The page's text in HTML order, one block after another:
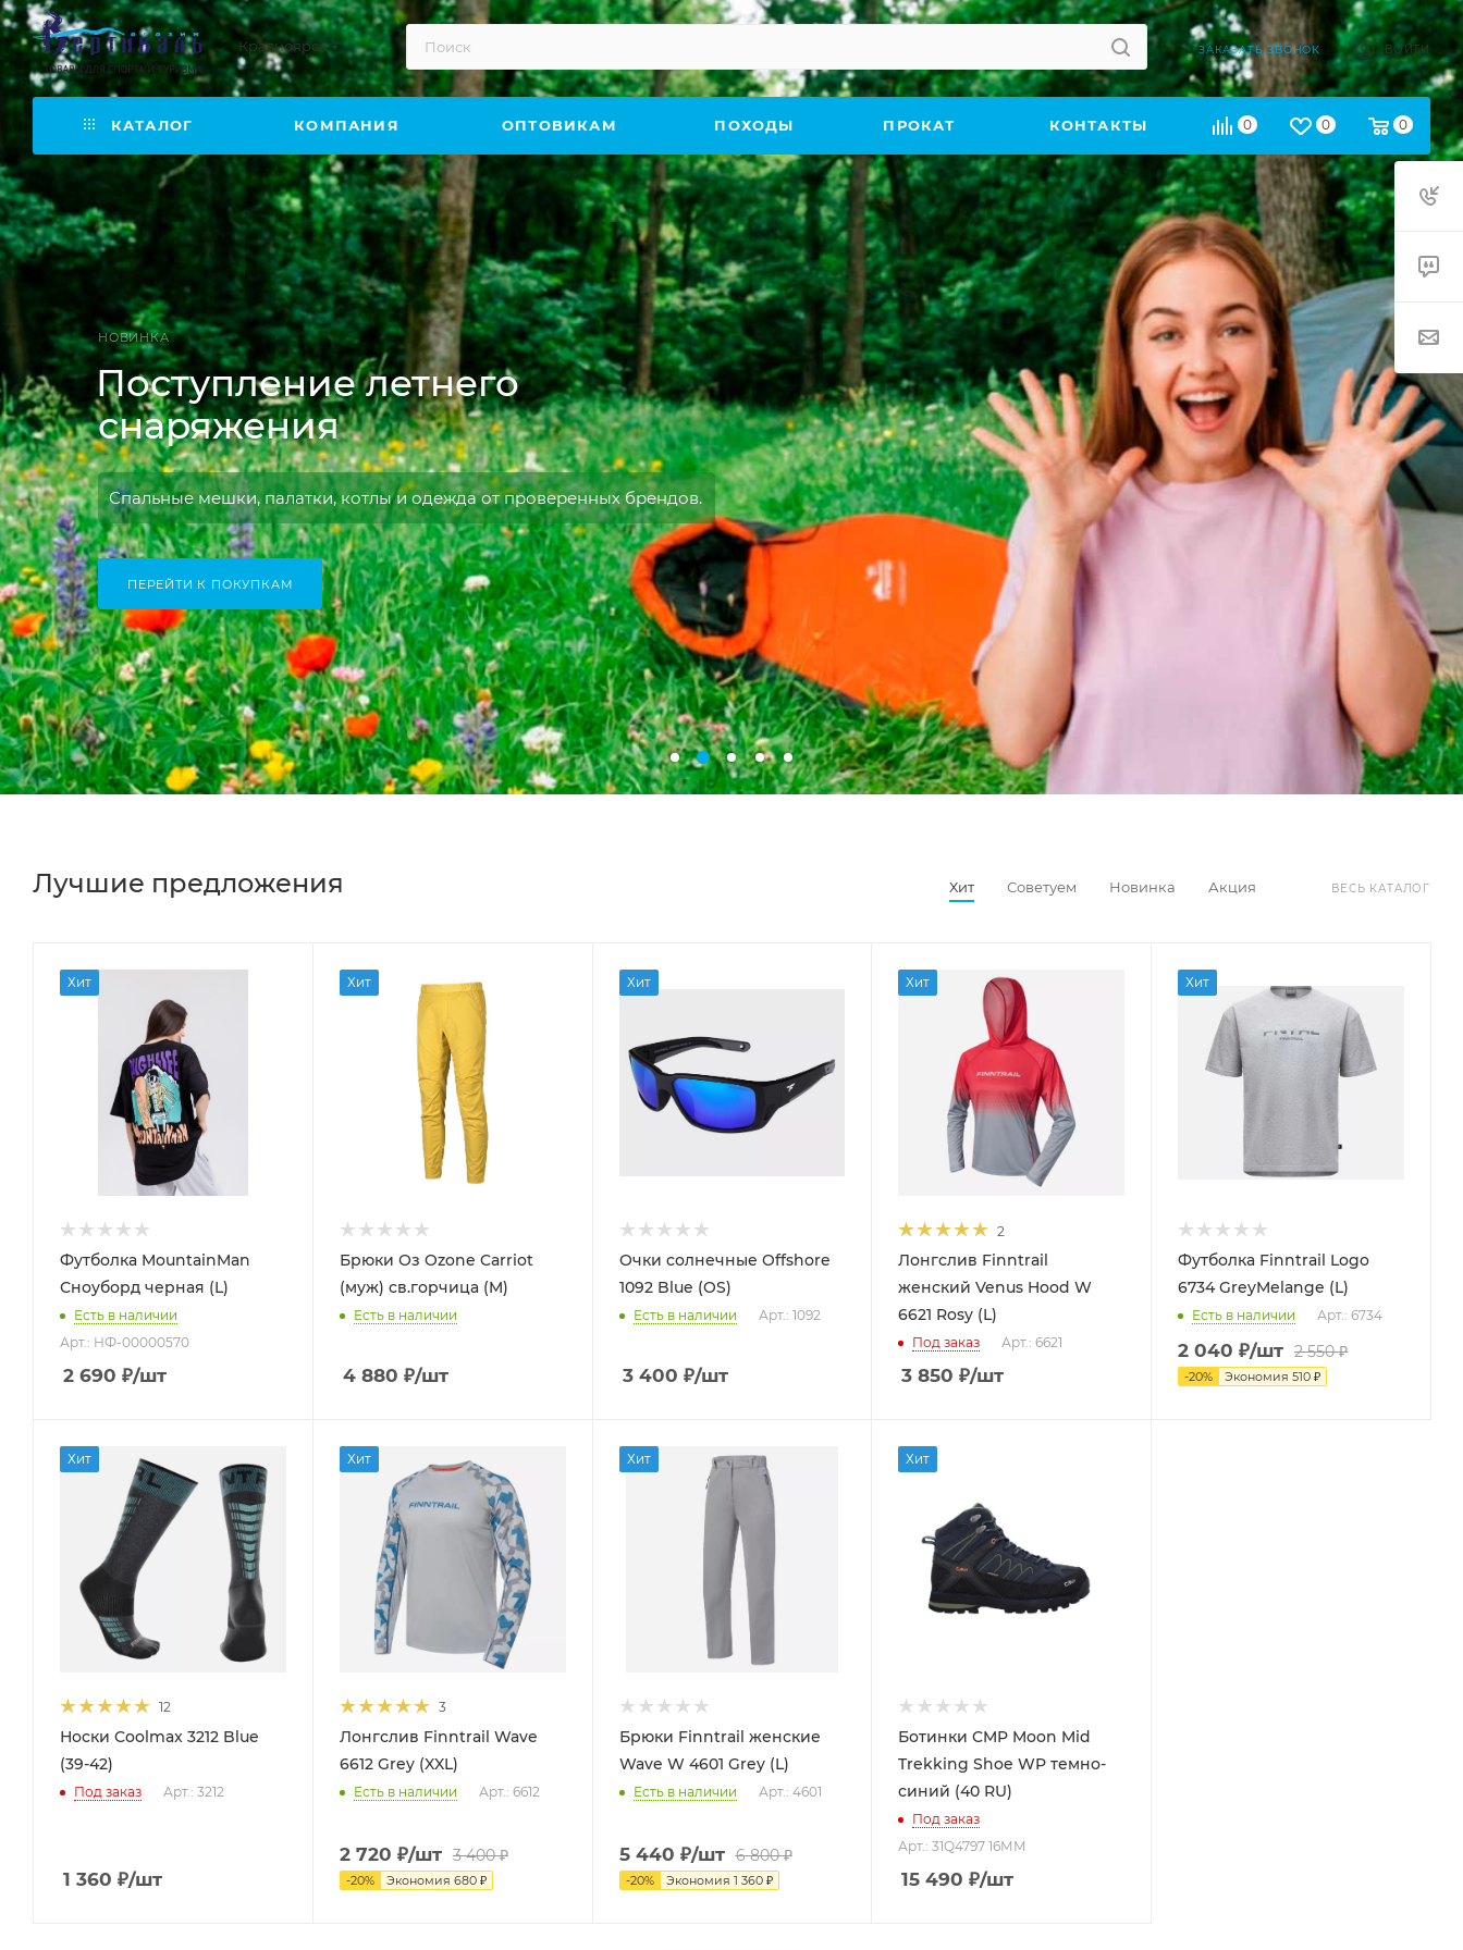
Красноярск ЗАКАЗАТЬ ЗВОНОК ВОЙТИ
0 0 0
КАТАЛОГ КОМПАНИЯ ОПТОВИКАМ ПОХОДЫ ПРОКАТ КОНТАКТЫ
НОВИНКА
Поступление летнего
снаряжения
Спальные мешки, палатки, котлы и одежда от проверенных брендов.
ПЕРЕЙТИ К ПОКУПКАМ
Лучшие предложения Хит Советуем Новинка Акция ВЕСЬ КАТАЛОГ
Хит
Футболка MountainMan
Сноуборд черная (L)
Есть в наличии
Арт.: НФ-00000570
2 690 ₽/шт
Хит
Брюки Оз Ozone Carriot
(муж) св.горчица (M)
Есть в наличии
4 880 ₽/шт
Хит
Очки солнечные Offshore
1092 Blue (OS)
Есть в наличии Арт.: 1092
3 400 ₽/шт
Хит
2
Лонгслив Finntrail
женский Venus Hood W
6621 Rosy (L)
Под заказ Арт.: 6621
3 850 ₽/шт
Хит
Футболка Finntrail Logo
6734 GreyMelange (L)
Есть в наличии Арт.: 6734
2 040 ₽/шт 2 550₽
-20% Экономия510 ₽
Хит
12
Носки Coolmax 3212 Blue
(39-42)
Под заказ Арт.: 3212
1 360 ₽/шт
Хит
3
Лонгслив Finntrail Wave
6612 Grey (XXL)
Есть в наличии Арт.: 6612
2 720 ₽/шт 3 400₽
-20% Экономия 680₽
Хит
Брюки Finntrail женские
Wave W 4601 Grey (L)
Есть в наличии Арт.: 4601
5 440 ₽/шт 6 800₽
-20% Экономия 1 360₽
Хит
Ботинки CMP Moon Mid
Trekking Shoe WP темно-
синий (40 RU)
Под заказ
Арт.: 31Q4797 16ММ
15 490 ₽/шт